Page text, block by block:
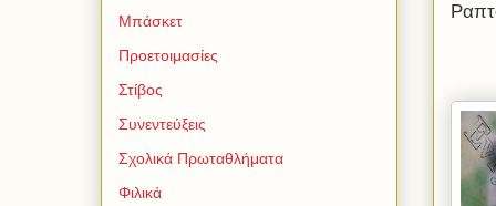
Μπάσκετ
Προετοιμασίες
Στίβος
Συνεντεύξεις
Σχολικά Πρωταθλήματα
Φιλικά